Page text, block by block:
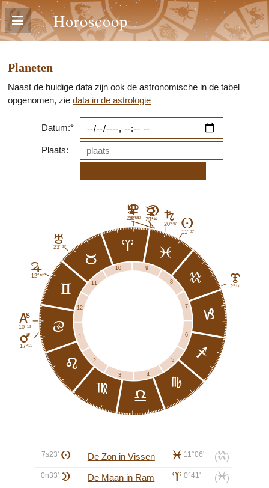
Horoscoop
Planeten
Naast de huidige data zijn ook de astronomische in de tabel
opgenomen, zie data in de astrologie
Datum:*
Plaats:
B
0°41'
D
10°50'
a
10
b
H
23°39'
11
F
12°18'
c
12
K
10°13' d
E
17°11'
1
e 2
f
3
g
4
h
5 i
6
j
7
J
2°33'
k
8
A
11°06'
l
G
20°45'
9
C
27°02'
I
28°54'
7s23' A De Zon in Vissen l 11°06' (k)
0n33' B De Maan in Ram a 0°41' (l)